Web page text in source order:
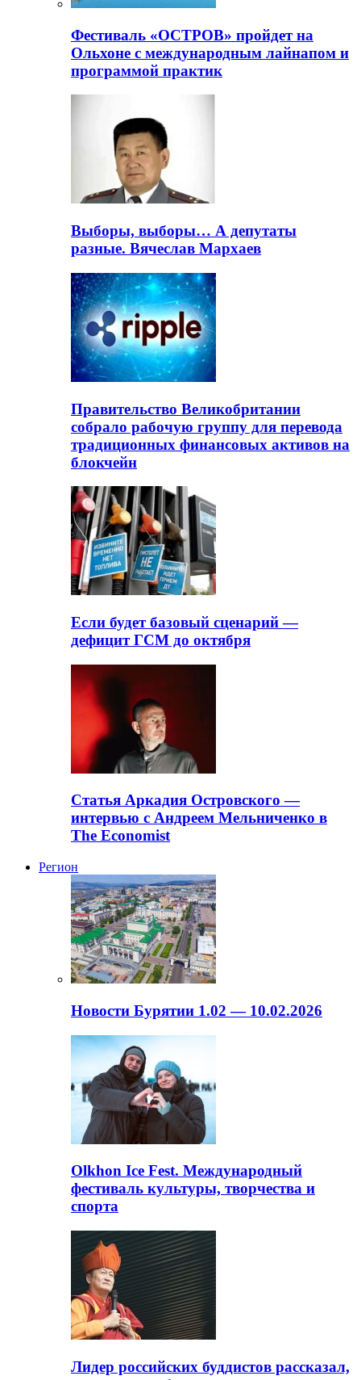
Фестиваль «ОСТРОВ» пройдет на
Ольхоне с международным лайнапом и
программой практик
Выборы, выборы… А депутаты
разные. Вячеслав Мархаев
Правительство Великобритании
собрало рабочую группу для перевода
традиционных финансовых активов на
блокчейн
Если будет базовый сценарий —
дефицит ГСМ до октября
Статья Аркадия Островского —
интервью с Андреем Мельниченко в
The Economist
Регион
Новости Бурятии 1.02 — 10.02.2026
Olkhon Ice Fest. Международный
фестиваль культуры, творчества и
спорта
Лидер российских буддистов рассказал,